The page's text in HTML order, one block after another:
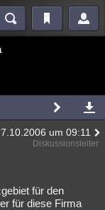
Kriminalfälle
um 09:11
Diskussionsleiter
für den
für diese Firma